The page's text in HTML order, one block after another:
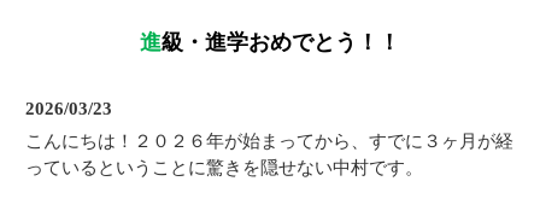
進級・進学おめでとう！！
2026/03/23
こんにちは！２０２６年が始まってから、すでに３ヶ月が経
っているということに驚きを隠せない中村です。